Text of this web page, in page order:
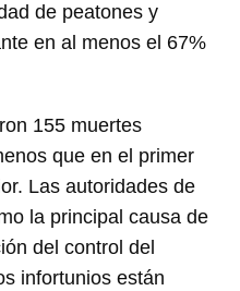
de peatones y
en al menos el 67%
155 muertes
que en el primer
Las autoridades de
la principal causa de
del control del
infortunios están